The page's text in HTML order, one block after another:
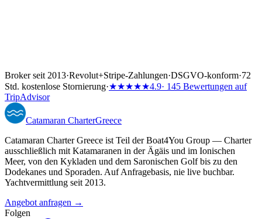
Broker seit 2013·Revolut+Stripe-Zahlungen·DSGVO-konform·72
Std. kostenlose Stornierung·★★★★★4.9· 145 Bewertungen auf
TripAdvisor
Catamaran CharterGreece
Catamaran Charter Greece ist Teil der Boat4You Group — Charter
ausschließlich mit Katamaranen in der Ägäis und im Ionischen
Meer, von den Kykladen und dem Saronischen Golf bis zu den
Dodekanes und Sporaden. Auf Anfragebasis, nie live buchbar.
Yachtvermittlung seit 2013.
Angebot anfragen →
Folgen